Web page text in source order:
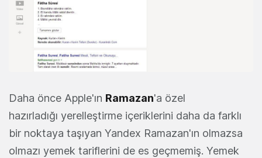
Daha önce Apple'ın Ramazan'a özel
hazırladığı yerelleştirme içeriklerini daha da farklı
bir noktaya taşıyan Yandex Ramazan'ın olmazsa
olmazı yemek tariflerini de es geçmemiş. Yemek